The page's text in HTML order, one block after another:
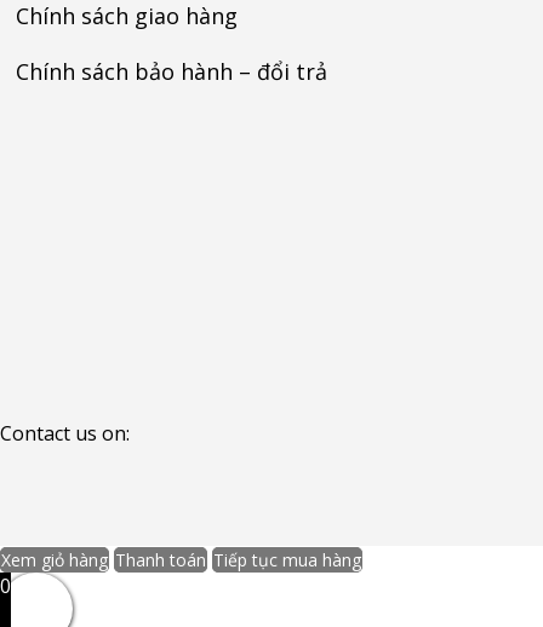
Chính sách giao hàng
Chính sách bảo hành – đổi trả
Contact us on:
Xem giỏ hàng Thanh toán Tiếp tục mua hàng
0